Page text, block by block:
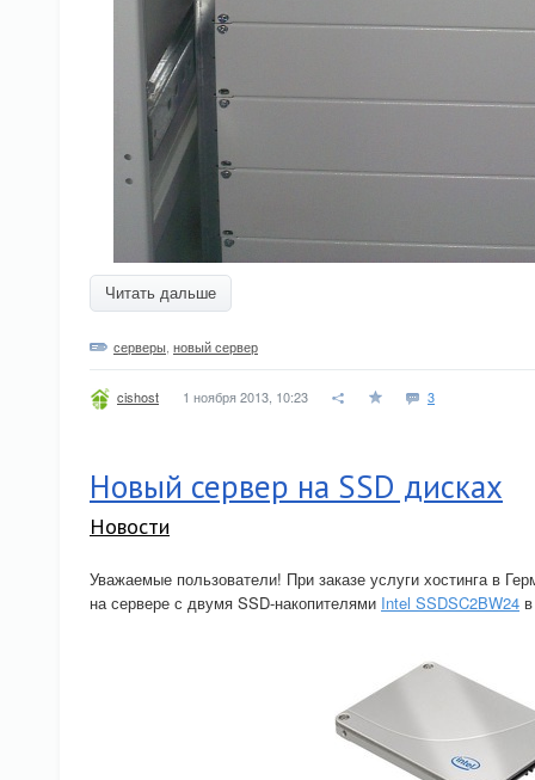
Читать дальше
серверы новый сервер
cishost 1 ноября 2013, 10:23 3
Новый сервер на SSD дисках
Новости
Уважаемые пользователи! При заказе услуги хостинга в
на сервере с двумя SSD-накопителями Intel SSDSC2BW24